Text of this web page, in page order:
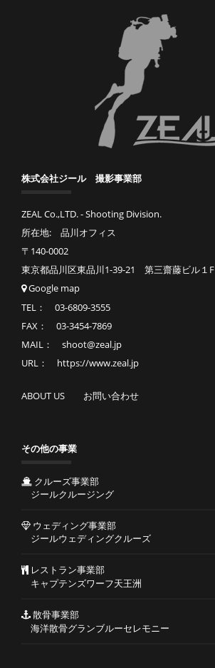
株式会社ジール 撮影事業部
ZEAL Co.,LTD. - Shooting Division.
所在地: 品川オフィス
〒140-0002
東京都品川区東品川1-39-21 第三齋藤ビル１F
Google map
TEL： 03-6809-3555
FAX： 03-3454-7869
MAIL： shoot@zeal.jp
URL： https://www.zeal.jp
ABOUT US お問い合わせ
その他の事業
クルーズ事業部
ジールクルージング
ウェディング事業部
ジールウェディングクルーズ
レストラン事業部
キャプテンズワーフ天王洲
散骨事業部
海洋散骨グランブルーセレモニー